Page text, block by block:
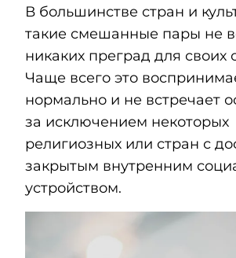
В большинстве стран и
такие смешанные пары не
никаких преград для своих
Чаще всего это
нормально и не встречает
за исключением некоторых
религиозных или стран с
закрытым внутренним
устройством.